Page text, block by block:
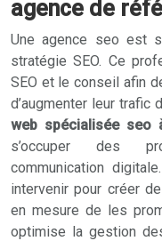
agence de
Une agence seo est
stratégie SEO. Ce
SEO et le conseil afin
d’augmenter leur trafic
web spécialisée seo
s’occuper des
communication
intervenir pour créer
en mesure de les
optimise la gestion